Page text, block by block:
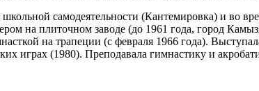
самодеятельности (Кантемировка) и во
на плиточном заводе (до 1961 года, город
на трапеции (с февраля 1966 года).
играх (1980). Преподавала гимнастику и